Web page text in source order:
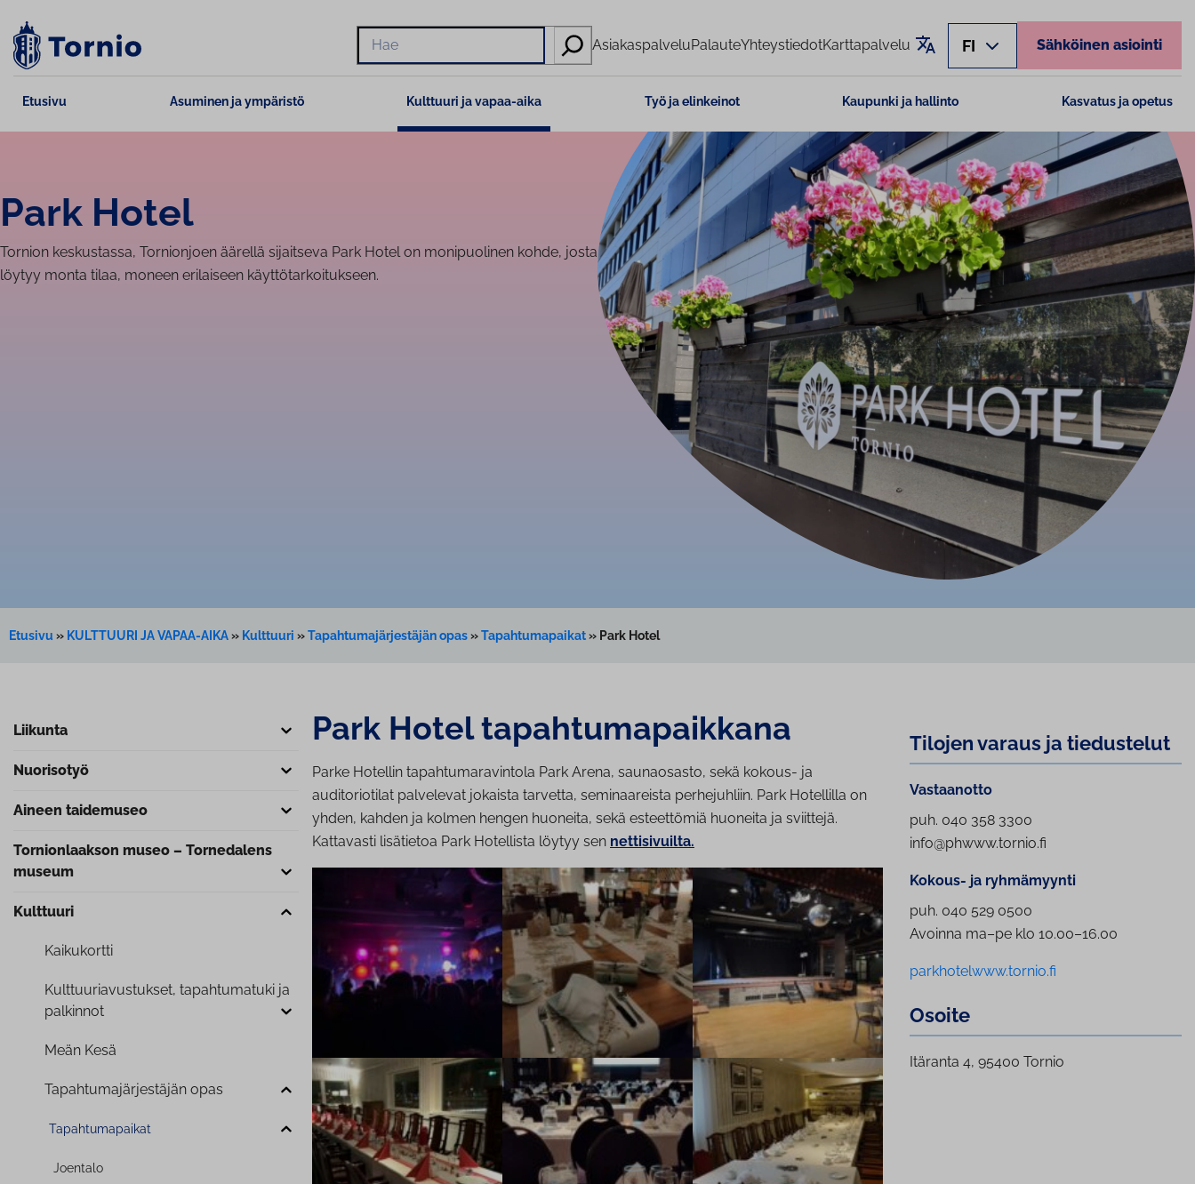
sisältöön
Hae
AsiakaspalveluPalauteYhteystiedotKarttapalvelu Käännä sivu
FI Sähköinen asiointi
Etusivu Asuminen ja ympäristö Kulttuuri ja vapaa-aika Työ ja elinkeinot Kaupunki ja hallinto Kasvatus ja opetus
Park Hotel
Tornion keskustassa, Tornionjoen äärellä sijaitseva Park Hotel on monipuolinen kohde, josta
löytyy monta tilaa, moneen erilaiseen käyttötarkoitukseen.
Etusivu » KULTTUURI JA VAPAA-AIKA» Kulttuuri »Tapahtumajärjestäjän opas»Tapahtumapaikat» Park Hotel
Liikunta
Nuorisotyö
Aineen taidemuseo
Tor­nion­laak­son museo – Tornedalens
museum
Kulttuuri
Kaikukortti
Kult­tuu­ria­vus­tuk­set, ta­pah­tu­ma­tu­ki ja
palkinnot
Meän Kesä
Ta­pah­tu­ma­jär­jes­tä­jän opas
Ta­pah­tu­ma­pai­kat
Joentalo
Park Hotel ta­pah­tu­ma­paik­ka­na
Parke Hotellin tapahtumaravintola Park Arena, saunaosasto, sekä kokous- ja
auditoriotilat palvelevat jokaista tarvetta, seminaareista perhejuhliin. Park Hotellilla on
yhden, kahden ja kolmen hengen huoneita, sekä esteettömiä huoneita ja sviittejä.
Kattavasti lisätietoa Park Hotellista löytyy sen nettisivuilta.
Tilojen varaus ja tiedustelut
Vastaanotto
puh. 040 358 3300
info@phwww.tornio.fi
Kokous- ja ryhmämyynti
puh. 040 529 0500
Avoinna ma–pe klo 10.00–16.00
parkhotelwww.tornio.fi
Osoite
Itäranta 4, 95400 Tornio